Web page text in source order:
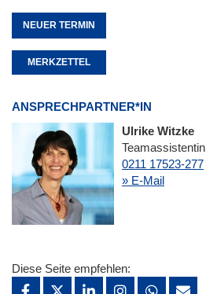
NEUER TERMIN
MERKZETTEL
ANSPRECHPARTNER*IN
Ulrike Witzke
Teamassistentin
0211 17523-277
» E-Mail
Diese Seite empfehlen: